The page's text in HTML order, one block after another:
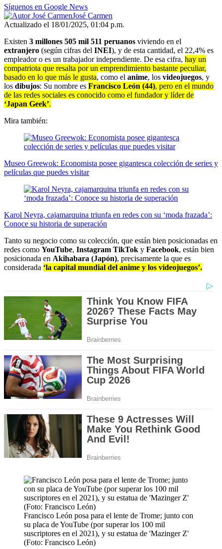
Síguenos en Google News
José Carmen
Actualizado el 18/01/2025, 01:04 p.m.
Existen 3 millones 505 mil 511 peruanos viviendo en el
extranjero (según cifras del INEI), y de esta cantidad, el 22,4% es
empleador o es un trabajador independiente. De esa cifra, hay un
compatriota que resalta por un emprendimiento bastante peculiar,
basado en lo que más le gusta, como el anime, los videojuegos, y
los dibujos: Su nombre es Francisco León (44), pero en el mundo
de las redes sociales es conocido como el fundador y líder de
‘Japan Geek’.
Mira también:
Museo Greewok: Economista posee gigantesca colección de series y
películas que puedes visitar
Karol Neyra, cajamarquina triunfa en redes con su ‘moda frazada’:
Conoce su historia de superación
Tanto su negocio como su colección, que están bien posicionadas en
redes como YouTube, Instagram TikTok y Facebook, están bien
posicionada en Akihabara (Japón), precisamente la que es
considerada ‘la capital mundial del anime y los videojuegos’.
Francisco León posa para el lente de Trome; junto con
su placa de YouTube (por superar los 100 mil
suscriptores en el 2021), y su estatua de 'Mazinger Z'
(Foto: Francisco León)